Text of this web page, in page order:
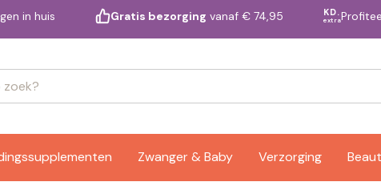
in huis Gratis bezorging vanaf € 74,95 KD.
extra
Zwanger & Baby Verzorging